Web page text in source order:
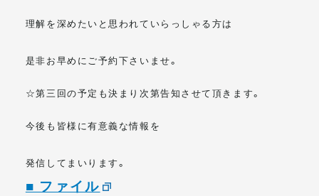
理解を深めたいと思われていらっしゃる方は
是非お早めにご予約下さいませ。
☆第三回の予定も決まり次第告知させて頂きます。
今後も皆様に有意義な情報を
発信してまいります。
■ ファイル